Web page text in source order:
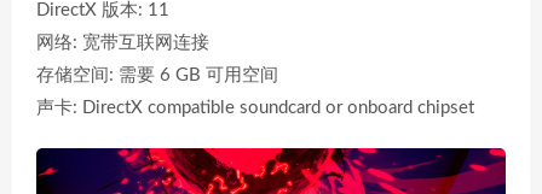
DirectX 版本: 11
网络: 宽带互联网连接
存储空间: 需要 6 GB 可用空间
声卡: DirectX compatible soundcard or onboard chipset